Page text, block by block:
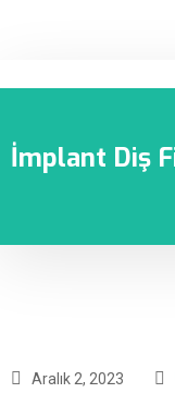
İmplant Diş
Aralık 2, 2023